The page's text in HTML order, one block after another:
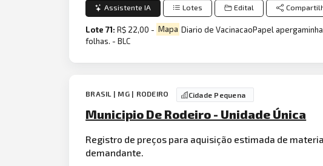
Assistente IA Lotes Edital
Lote 71:R$ 22,00 - Mapa Diario de VacinacaoPapel
folhas. - BLC
BRASIL | MG | RODEIRO Cidade Pequena
Municipio De Rodeiro - Unidade Única
Registro de preços para aquisição estimada de
demandante.